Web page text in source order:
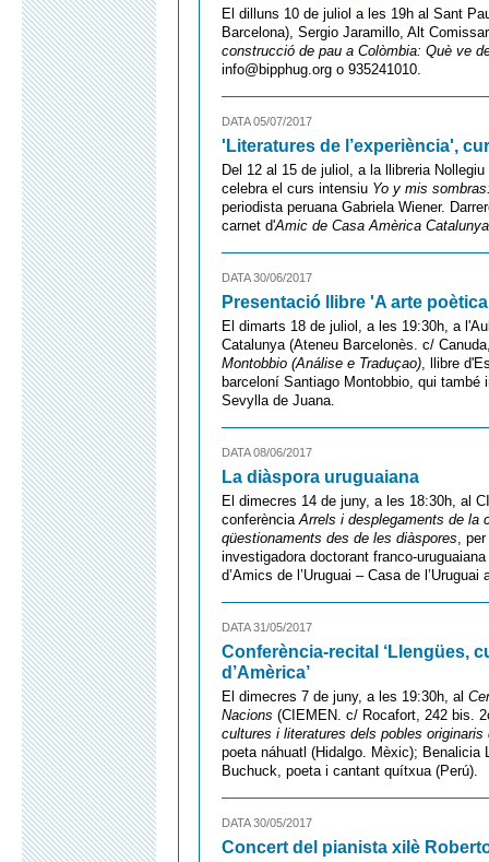
El dilluns 10 de juliol a les 19h al Sant
Barcelona), Sergio Jaramillo, Alt
construcció de pau a Colòmbia: Què ve
info@bipphug.org o 935241010.
DATA 05/07/2017
'Literatures de l’experiència',
Del 12 al 15 de juliol, a la llibreria
celebra el curs intensiu Yo y mis
periodista peruana Gabriela Wiener.
carnet d'Amic de Casa Amèrica Catalunya
DATA 30/06/2017
Presentació llibre 'A arte
El dimarts 18 de juliol, a les 19:30h, a
Catalunya (Ateneu Barcelonès. c/
Montobbio (Análise e Traduçao), llibre
barceloní Santiago Montobbio, qui
Sevylla de Juana.
DATA 08/06/2017
La diàspora uruguaiana
El dimecres 14 de juny, a les 18:30h, al
conferènciaArrels i desplegaments de la
qüestionaments des de les diàspores,
investigadora doctorant franco-
d’Amics de l’Uruguai – Casa de l’Uruguai
DATA 31/05/2017
Conferència-recital ‘Llengües,
d’Amèrica’
El dimecres 7 de juny, a les 19:30h, al
Nacions (CIEMEN. c/ Rocafort, 242 bis.
cultures i literatures dels pobles originaris
poeta náhuatl (Hidalgo. Mèxic);
Buchuck, poeta i cantant quítxua (Perú).
DATA 30/05/2017
Concert del pianista xilè